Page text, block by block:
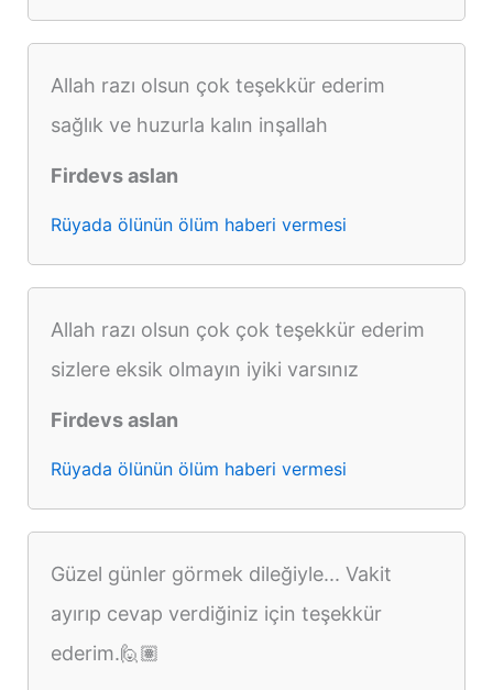
Allah razı olsun çok teşekkür ederim
sağlık ve huzurla kalın inşallah
Firdevs aslan
Rüyada ölünün ölüm haberi vermesi
Allah razı olsun çok çok teşekkür ederim
sizlere eksik olmayın iyiki varsınız
Firdevs aslan
Rüyada ölünün ölüm haberi vermesi
Güzel günler görmek dileğiyle... Vakit
ayırıp cevap verdiğiniz için teşekkür
ederim.🙋🏽